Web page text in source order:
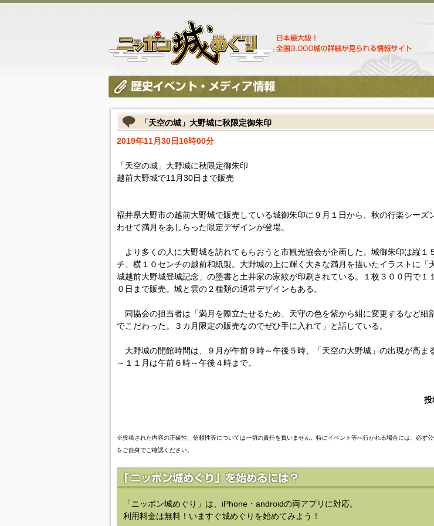
「天空の城」大野城に秋限定御朱印
2019年11月30日16時00分
「天空の城」大野城に秋限定御朱印
越前大野城で11月30日まで販売
福井県大野市の越前大野城で販売している城御朱印に９月１日から、秋の行楽シーズ
わせて満月をあしらった限定デザインが登場。
より多くの人に大野城を訪れてもらおうと市観光協会が企画した。城御朱印は縦１
チ、横１０センチの越前和紙製。大野城の上に輝く大きな満月を描いたイラストに「
城越前大野城登城記念」の墨書と土井家の家紋が印刷されている。１枚３００円で１
０日まで販売。城と雲の２種類の通常デザインもある。
同協会の担当者は「満月を際立たせるため、天守の色を紫から紺に変更するなど細
でこだわった。３カ月限定の販売なのでぜひ手に入れて」と話している。
大野城の開館時間は、９月が午前９時～午後５時、「天空の大野城」の出現が高ま
～１１月は午前６時～午後４時まで。
投
※投稿された内容の正確性、信頼性等については一切の責任を負いません。特にイベント等へ行かれる場合には、必ず
をご自身でご確認ください。
「ニッポン城めぐり」は、iPhone・androidの両アプリに対応。
利用料金は無料！いますぐ城めぐりを始めてみよう！